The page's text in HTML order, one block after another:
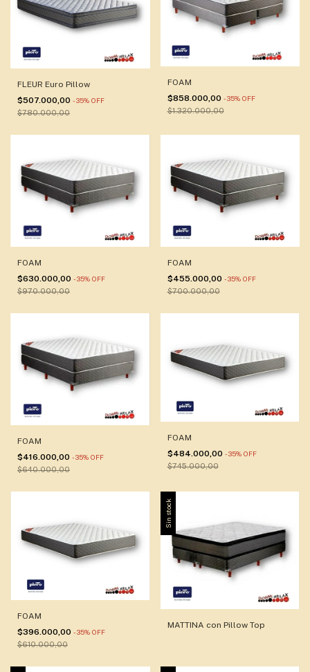
FLEUR Euro Pillow
$507.000,00 -35% OFF
$780.000,00
FOAM
$858.000,00 -35% OFF
$1.320.000,00
FOAM
$630.000,00 -35% OFF
$970.000,00
FOAM
$455.000,00 -35% OFF
$700.000,00
FOAM
$416.000,00 -35% OFF
$640.000,00
FOAM
$484.000,00 -35% OFF
$745.000,00
FOAM
$396.000,00 -35% OFF
$610.000,00
Sin stock
MATTINA con Pillow Top